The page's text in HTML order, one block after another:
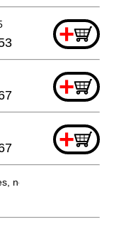
+
+
+
non commandable